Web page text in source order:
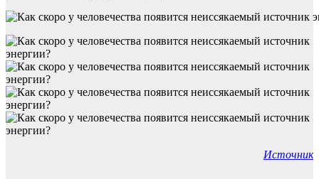
Источник